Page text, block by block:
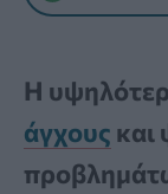
Η
άγχους και